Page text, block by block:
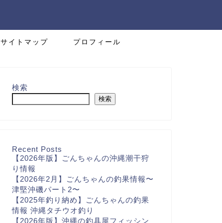
サイトマップ プロフィール
検索
検索
Recent Posts
【2026年版】ごんちゃんの沖縄潮干狩
り情報
【2026年2月】ごんちゃんの釣果情報〜
津堅沖磯パート2〜
【2025年釣り納め】ごんちゃんの釣果
情報 沖縄タチウオ釣り
【2026年版】沖縄の釣具屋フィッシン